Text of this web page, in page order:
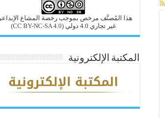
هذا المُصنَّف مرخص بموجب رخصة المشاع
غير تجاري 4.0 دولي
(CC BY-NC-SA 4.0)
المكتبة الإلكترونية